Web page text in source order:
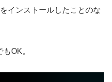
インストールしたことのな
OK。